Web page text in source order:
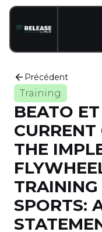
Précédent
Training
BEATO
THE
SPORTS: